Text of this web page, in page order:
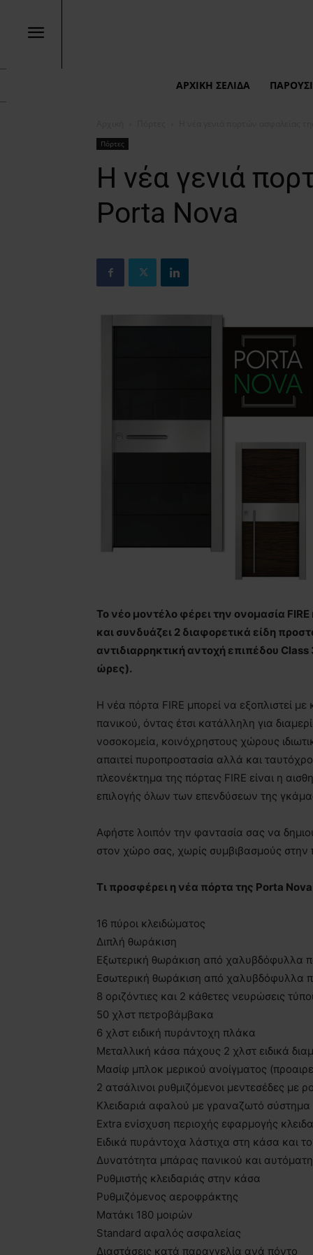
ΑΡΧΙΚΉ ΣΕΛΊΔΑ
Πόρτες
Η νέα γενιά
Porta Nova
Το νέο μοντέλο φέρει την ονομασία
και συνδυάζει 2 διαφορετικά είδη
αντιδιαρρηκτική αντοχή επιπέδου
ώρες).
Η νέα πόρτα FIRE μπορεί να εξοπλιστεί
πανικού, όντας έτσι κατάλληλη για
νοσοκομεία, κοινόχρηστους χώρους
απαιτεί πυροπροστασία αλλά και
πλεονέκτημα της πόρτας FIRE είναι η
επιλογής όλων των επενδύσεων της
Αφήστε λοιπόν την φαντασία σας να
στον χώρο σας, χωρίς συμβιβασμούς στην
Τι προσφέρει η νέα πόρτα της Porta
16 πύροι κλειδώματος
Διπλή θωράκιση
Εξωτερική θωράκιση από χαλυβδόφυλλα
Εσωτερική θωράκιση από χαλυβδόφυλλα
8 οριζόντιες και 2 κάθετες νευρώσεις
50 χλστ πετροβάμβακα
6 χλστ ειδική πυράντοχη πλάκα
Μεταλλική κάσα πάχους 2 χλστ ειδικά
Μασίφ μπλοκ μερικού ανοίγματος
2 ατσάλινοι ρυθμιζόμενοι μεντεσέδες με
Κλειδαριά αφαλού με γραναζωτό σύστημα
Extra ενίσχυση περιοχής εφαρμογής
Ειδικά πυράντοχα λάστιχα στη κάσα και
Δυνατότητα μπάρας πανικού και
Ρυθμιστής κλειδαριάς στην κάσα
Ρυθμιζόμενος αεροφράκτης
Ματάκι 180 μοιρών
Standard αφαλός ασφαλείας
Διαστάσεις κατά παραγγελία ανά πόντο